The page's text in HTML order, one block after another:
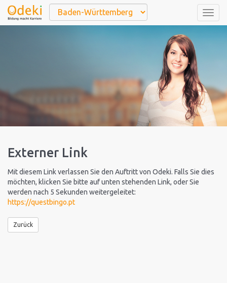
Externer Link
Mit diesem Link verlassen Sie den Auftritt von Odeki. Falls Sie dies
möchten, klicken Sie bitte auf unten stehenden Link, oder Sie
werden nach 5 Sekunden weitergeleitet:
https://questbingo.pt
Zurück